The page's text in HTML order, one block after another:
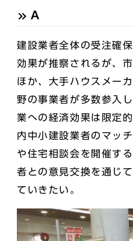
A
建設業者全体の受注確
効果が推察されるが、
ほか、大手ハウスメー
野の事業者が多数参入
業への経済効果は限定
内中小建設業者のマッ
や住宅相談会を開催す
者との意見交換を通じ
ていきたい。